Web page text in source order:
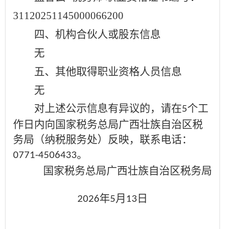
31120251145000066200
四、机构合伙人或股东信息
无
五、其他取得职业资格人员信息
无
对上述公示信息有异议的，请在5个工
作日内向国家税务总局广西壮族自治区税
务局（纳税服务处）反映，联系电话：
0771-4506433。
国家税务总局广西壮族自治区税务局
2026年5月 13 日